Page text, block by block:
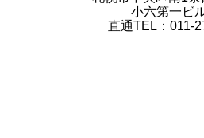
小六第一ビ
直通TEL：011-